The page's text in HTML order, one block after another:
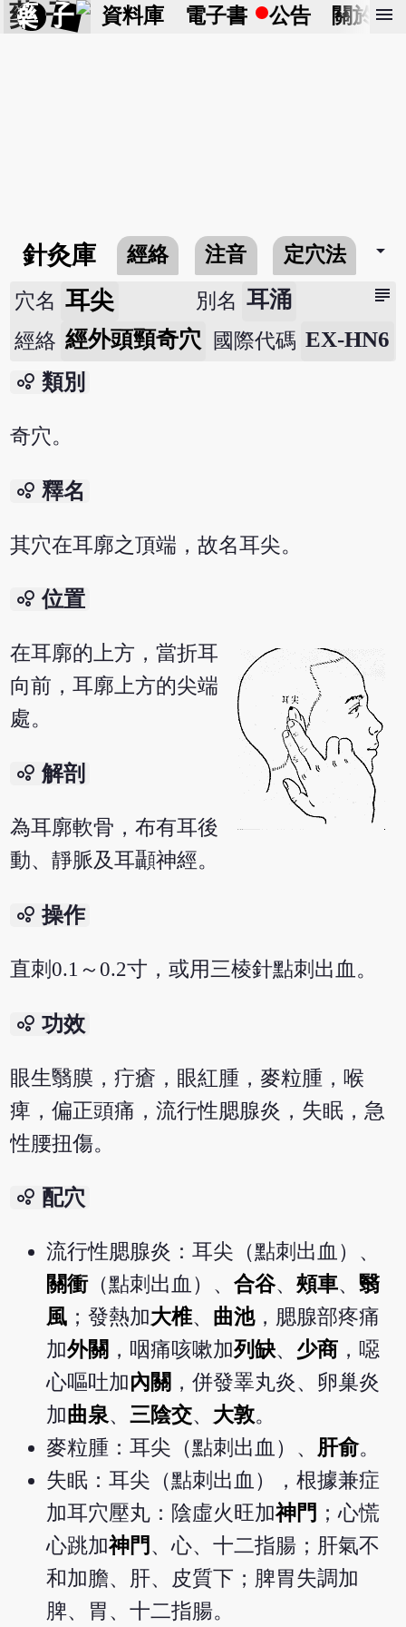
藥 子 資料庫 電子書 公告 關於 menu
針灸庫 經絡 注音 定穴法 arrow_drop_down
subject
穴名 耳尖 別名 耳涌
經絡 經外頭頸奇穴 國際代碼 EX-HN6
bubble_chart 類別
奇穴。
bubble_chart 釋名
其穴在耳廓之頂端，故名耳尖。
bubble_chart 位置
在耳廓的上方，當折耳
向前，耳廓上方的尖端
處。
bubble_chart 解剖
為耳廓軟骨，布有耳後
動、靜脈及耳顳神經。
bubble_chart 操作
直刺0.1～0.2寸，或用三棱針點刺出血。
bubble_chart 功效
眼生翳膜，疔瘡，眼紅腫，麥粒腫，喉
痺，偏正頭痛，流行性腮腺炎，失眠，急
性腰扭傷。
bubble_chart 配穴
流行性腮腺炎：耳尖（點刺出血）、
關衝（點刺出血）、合谷、頰車、翳
風 ；發熱加大椎、 曲池，腮腺部疼痛
加外關 ，咽痛咳嗽加列缺、 少商 ，噁
心嘔吐加內關 ，併發睪丸炎、卵巢炎
加曲泉、三陰交、 大敦。
麥粒腫：耳尖（點刺出血）、 肝俞。
失眠：耳尖（點刺出血），根據兼症
加耳穴壓丸：陰虛火旺加神門 ；心慌
心跳加神門 、心、十二指腸；肝氣不
和加膽、肝、皮質下；脾胃失調加
脾、胃、十二指腸。